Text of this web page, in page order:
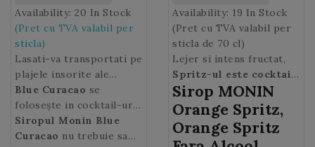
Availability: 20 In Stock
(Pret cu TVA valabil per
sticla)
Lasati-va transportati pe
plajele insorite ale
insulei Curacao, un
paradis tropical din
Marea Caraibilor,
datorita albastrului
Blue Curacao se
folosește in cocktail-uri,
soda sau limonada, aroma
citricelor, dulceata
Siropul Monin Blue
Curacao nu trebuie sa
Availability: 19 In Stock
(Pret cu TVA valabil per
sticla de 70 cl)
Lejer si intens fructat,
Spritz-ul este cocktail-
ul vedetaal tuturor
teraselor pe timp de
vara.
Sirop MONIN
Orange Spritz,
Orange Spritz